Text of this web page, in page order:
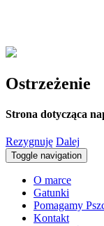
Ostrzeżenie
Strona dotycząca
Rezygnuję Dalej
Toggle navigation
O marce
Gatunki
Pomagamy
Kontakt